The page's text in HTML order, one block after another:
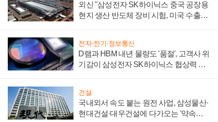
외신 "삼성전자 SK하이닉스 중국 공장용
현지 생산 반도체 장비 시험, 미국 수출통
전자·전기·정보통신
D램과 HBM 내년 물량도 '품절', 고객사 위
기감이 삼성전자 SK하이닉스 협상력 더
건설
국내외서 속도 붙는 원전 사업, 삼성물산·
현대건설·대우건설에 다가오는 '약속의